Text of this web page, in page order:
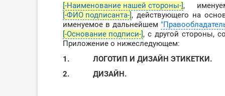
[-Наименование нашей стороны-],
[-ФИО подписанта-], действующего на
именуемое в дальнейшем
[-Основание подписи-], с другой стороны,
Приложение о нижеследующем:
1.
ЛОГОТИП И ДИЗАЙН ЭТИКЕТКИ.
2.
ДИЗАЙН.